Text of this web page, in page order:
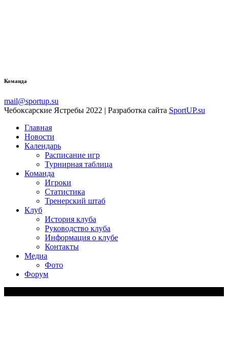
Команда
mail@sportup.su
Чебоксарские Ястребы 2022 | Разработка сайта SportUP.su
Главная
Новости
Календарь
Расписание игр
Турнирная таблица
Команда
Игроки
Статистика
Тренерский штаб
Клуб
История клуба
Руководство клуба
Информация о клубе
Контакты
Медиа
Фото
Форум